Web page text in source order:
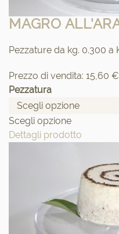
MAGRO
Pezzature da kg. 0.300 a
Prezzo di vendita: 15,60 €
Pezzatura
Scegli opzione
Dettagli prodotto